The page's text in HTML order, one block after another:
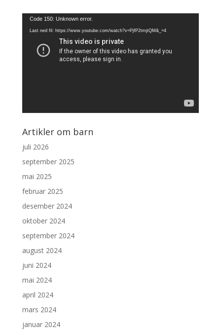
Videoavspiller
Code 150: Unknown error.
Last ned fil: https://www.youtube.com/watch?v=PjfP2tmjtQM&_=4
Artikler om barn
juli 2026
september 2025
mai 2025
februar 2025
desember 2024
oktober 2024
september 2024
august 2024
juni 2024
mai 2024
april 2024
mars 2024
januar 2024